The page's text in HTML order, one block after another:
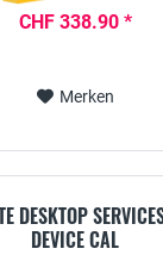
CHF 338.90 *
Merken
DESKTOP
DEVICE CAL